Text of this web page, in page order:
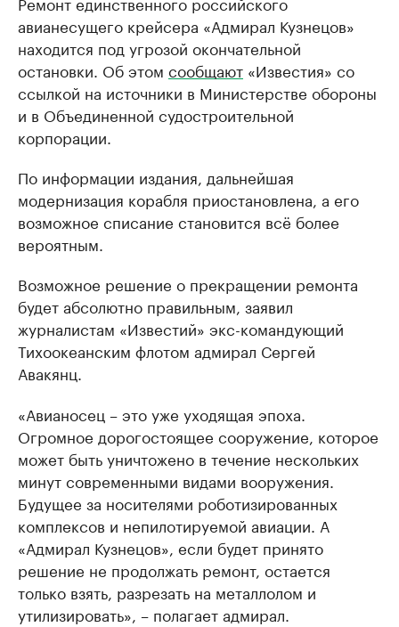
авианесущего крейсера «Адмирал Кузнецов»
находится под угрозой окончательной
остановки. Об этом сообщают «Известия» со
ссылкой на источники в Министерстве обороны
и в Объединенной судостроительной
корпорации.
По информации издания, дальнейшая
модернизация корабля приостановлена, а его
возможное списание становится всё более
вероятным.
Возможное решение о прекращении ремонта
будет абсолютно правильным, заявил
журналистам «Известий» экс-командующий
Тихоокеанским флотом адмирал Сергей
Авакянц.
«Авианосец – это уже уходящая эпоха.
Огромное дорогостоящее сооружение, которое
может быть уничтожено в течение нескольких
минут современными видами вооружения.
Будущее за носителями роботизированных
комплексов и непилотируемой авиации. А
«Адмирал Кузнецов», если будет принято
решение не продолжать ремонт, остается
только взять, разрезать на металлолом и
утилизировать», – полагает адмирал.